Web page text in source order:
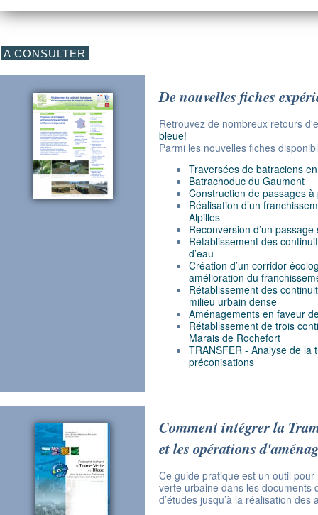
A CONSULTER
De nouvelles fiches
Retrouvez de nombreux retours
bleue!
Parmi les nouvelles fiches
Traversées de batraciens
Batrachoduc du Gaumont
Construction de passages
Réalisation d’un
Alpilles
Reconversion d’un
Rétablissement des
d’eau
Création d’un corridor
amélioration du
Rétablissement des
milieu urbain dense
Aménagements en faveur
Rétablissement de trois
Marais de Rochefort
TRANSFER - Analyse de
préconisations
Comment intégrer la
et les opérations
Ce guide pratique est un outil
verte urbaine dans les documents
d’études jusqu’à la réalisation des